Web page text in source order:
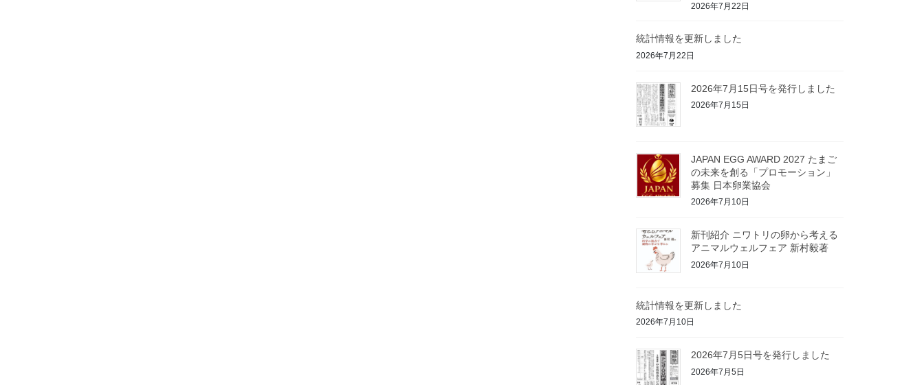
2026年7月22日
統計情報を更新しました
2026年7月22日
2026年7月15日号を発行しました
2026年7月15日
JAPAN EGG AWARD 2027 たまご
の未来を創る「プロモーション」
募集 日本卵業協会
2026年7月10日
新刊紹介 ニワトリの卵から考える
アニマルウェルフェア 新村毅著
2026年7月10日
統計情報を更新しました
2026年7月10日
2026年7月5日号を発行しました
2026年7月5日